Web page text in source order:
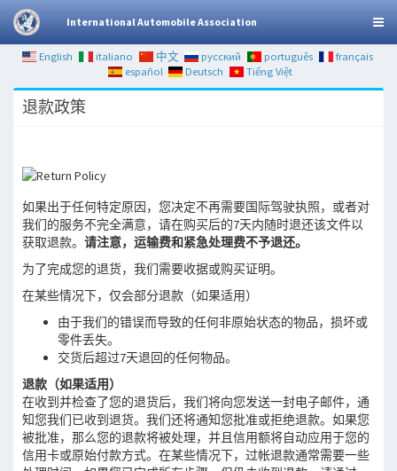
International Automobile Association
English italiano 中文 русский português
français
español
Deutsch Tiếng Việt
退款政策
如果出于任何特定原因，您决定不再需要国际驾驶执照，或者对
我们的服务不完全满意，请在购买后的7天内随时退还该文件以
获取退款。 请注意，运输费和紧急处理费不予退还。
为了完成您的退货，我们需要收据或购买证明。
在某些情况下，仅会部分退款（如果适用）
由于我们的错误而导致的任何非原始状态的物品，损坏或
零件丢失。
交货后超过7天退回的任何物品。
退款（如果适用）
在收到并检查了您的退货后，我们将向您发送一封电子邮件，通
知您我们已收到退货。我们还将通知您批准或拒绝退款。如果您
被批准，那么您的退款将被处理，并且信用额将自动应用于您的
信用卡或原始付款方式。在某些情况下，过帐退款通常需要一些